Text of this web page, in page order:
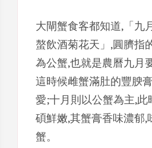
大閘蟹食客都知道,「九
螯飲酒菊花天」,圓臍指
為公蟹,也就是農曆九月
這時候雌蟹滿肚的豐腴
愛;十月則以公蟹為主,
碩鮮嫩,其蟹膏香味濃郁,
蟹。